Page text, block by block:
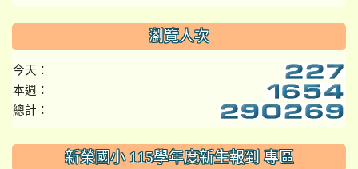
瀏覽人次
今天：
本週：
總計：
::: 新榮國小 115學年度新生報到 專區